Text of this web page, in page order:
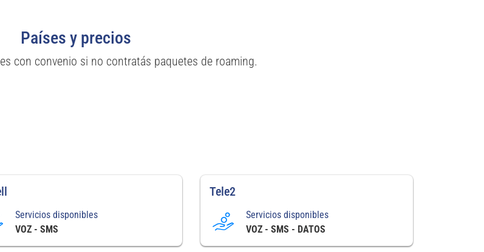
Países y precios
con convenio si no contratás paquetes de roaming.
Servicios disponibles
VOZ - SMS
Tele2
Servicios disponibles
VOZ - SMS - DATOS